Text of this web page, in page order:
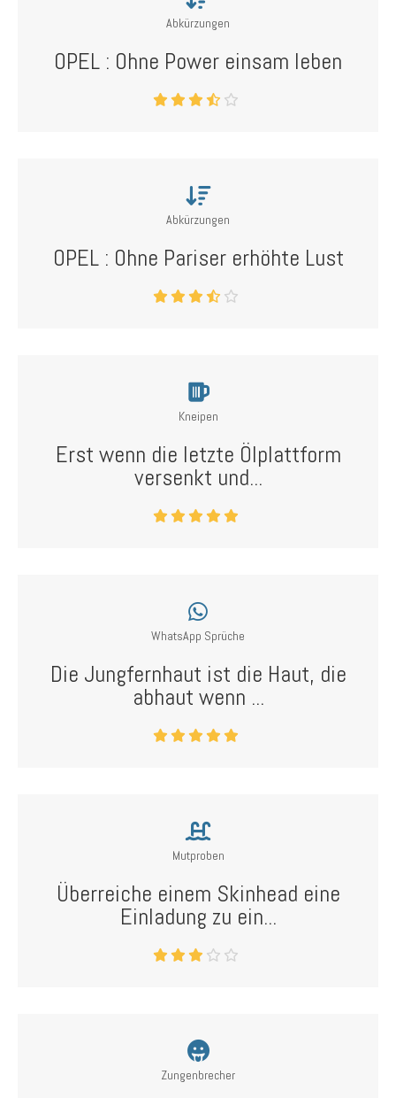
Abkürzungen
OPEL : Ohne Power einsam leben
Abkürzungen
OPEL : Ohne Pariser erhöhte Lust
Kneipen
Erst wenn die letzte Ölplattform
versenkt und...
WhatsApp Sprüche
Die Jungfernhaut ist die Haut, die
abhaut wenn ...
Mutproben
Überreiche einem Skinhead eine
Einladung zu ein...
Zungenbrecher